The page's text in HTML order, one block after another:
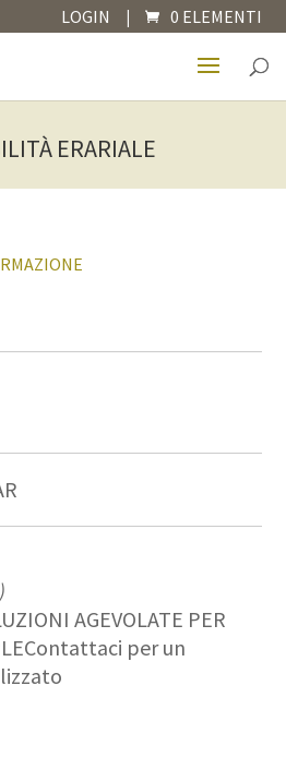
LOGIN | 0 ELEMENTI
ERARIALE
AGEVOLATE PER
Contattaci per un